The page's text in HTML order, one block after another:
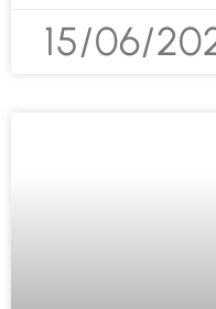
15/06/